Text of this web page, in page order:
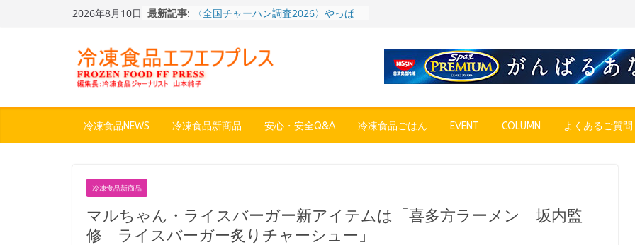
2026年8月10日 最新記事:
〈全国チャーハン調査2026〉やっぱ
冷凍ワンプレート№1のニップン、9月
から新ブランド『ニップン、彩りごは
ん。』～”おいしさ”をアピール
うこ～こ～”を知る
「CHEESE WONDER」5周年～夏に限
地冷凍食品☆全国制覇への道～
第７
４歩
冷凍食品NEWS 冷凍食品新商品 安心・安全Q&A 冷凍食品ごはん EVENT COLUMN よくあるご質問
冷凍食品新商品
マルちゃん・ライスバーガー新アイテムは「喜多方ラーメン 坂内監
修 ライスバーガー炙りチャーシュー」